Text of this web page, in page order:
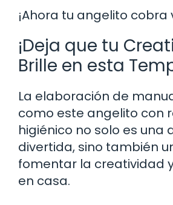
¡Ahora tu angelito cobra
¡Deja que tu
Brille en esta
La elaboración de
como este angelito con
higiénico no solo es una
divertida, sino también
fomentar la creatividad
en casa.